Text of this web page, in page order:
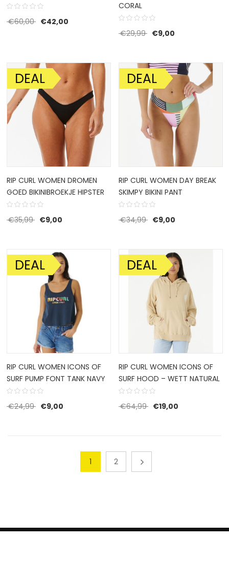
€60,00 Oorspronkelijke prijs was: €60,00.
€42,00Huidige prijs is: €42,00.
CORAL
€29,99 Oorspronkelijke prijs
€9,00Huidige prijs is:
AANBIEDING!
DEAL
RIP CURL WOMEN DROMEN
GOED BIKINIBROEKJE HIPSTER
€35,99 Oorspronkelijke prijs was: €35,99.
€9,00Huidige prijs is: €9,00.
AANBIEDING!
DEAL
RIP CURL WOMEN DAY BREAK
SKIMPY BIKINI PANT
€34,99 Oorspronkelijke prijs
€9,00Huidige prijs is:
AANBIEDING!
DEAL
RIP CURL WOMEN ICONS OF
SURF PUMP FONT TANK NAVY
€24,99 Oorspronkelijke prijs was: €24,99.
€9,00Huidige prijs is: €9,00.
AANBIEDING!
DEAL
RIP CURL WOMEN ICONS OF
SURF HOOD – WETT NATURAL
€64,99 Oorspronkelijke prijs
€19,00Huidige prijs
1 2